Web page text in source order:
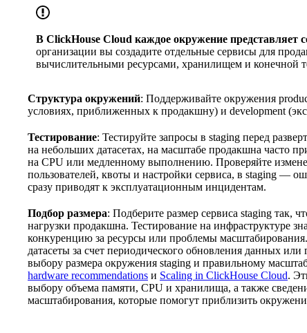
В ClickHouse Cloud каждое окружение представляет
организации вы создадите отдельные сервисы для
вычислительными ресурсами, хранилищем и конечной
Структура окружений: Поддерживайте окружения
условиях, приближенных к продакшну) и development
Тестирование: Тестируйте запросы в staging перед
на небольших датасетах, на масштабе продакшна часто
на CPU или медленному выполнению. Проверяйте
пользователей, квоты и настройки сервиса, в staging —
сразу приводят к эксплуатационным инцидентам.
Подбор размера: Подберите размер сервиса staging так,
нагрузки продакшна. Тестирование на инфраструктуре
конкуренцию за ресурсы или проблемы
датасеты за счет периодического обновления данных
выбору размера окружения staging и правильному
hardware recommendations и Scaling in ClickHouse Cloud.
выбору объема памяти, CPU и хранилища, а также
масштабирования, которые помогут приблизить